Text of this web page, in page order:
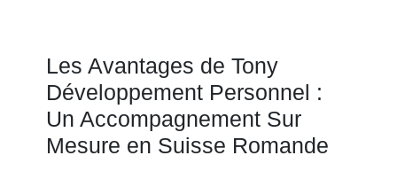
Les Avantages de Tony
Développement Personnel :
Un Accompagnement Sur
Mesure en Suisse Romande